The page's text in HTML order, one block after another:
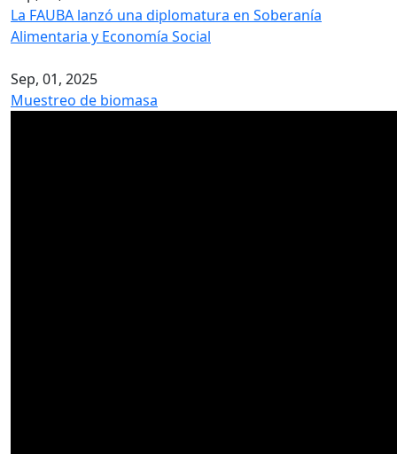
La FAUBA lanzó una diplomatura en Soberanía
Alimentaria y Economía Social
Sep, 01, 2025
Muestreo de biomasa